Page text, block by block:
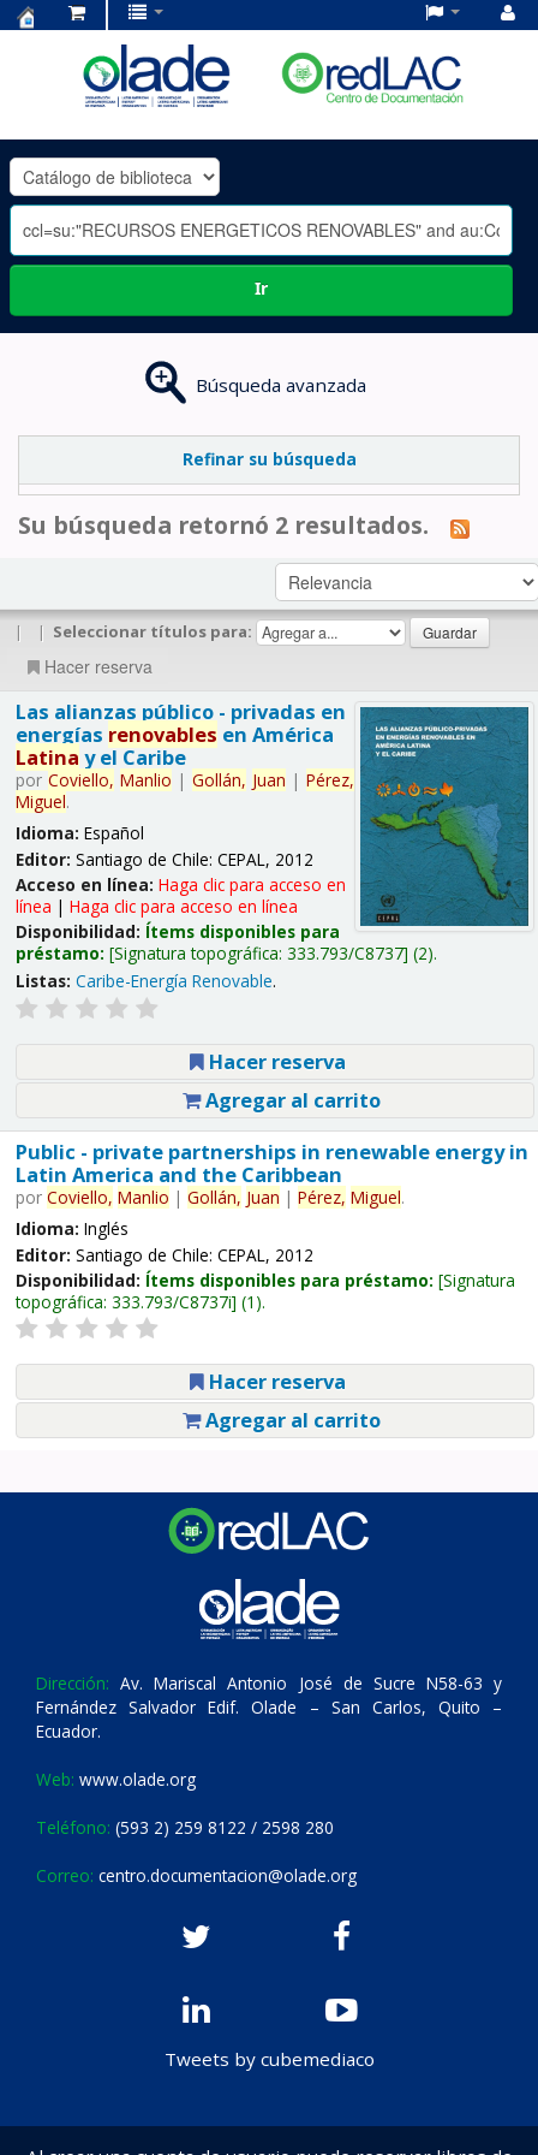
OLADE
-
Ir
Búsqueda avanzada
Refinar su búsqueda
Su búsqueda retornó 2 resultados.
| | Seleccionar títulos para:
Hacer reserva
Las alianzas público - privadas en
energías renovables en América
Latina y el Caribe
por Coviello, Manlio | Gollán, Juan | Pérez,
Miguel.
Idioma: Español
Editor: Santiago de Chile: CEPAL, 2012
Acceso en línea: Haga clic para acceso en
línea | Haga clic para acceso en línea
Disponibilidad: Ítems disponibles para
préstamo: Signatura topográfica: 333.793/C8737 (2).
Listas: Caribe-Energía Renovable.
Hacer reserva
Agregar al carrito
Public - private partnerships in renewable energy in
Latin America and the Caribbean
por Coviello, Manlio | Gollán, Juan | Pérez, Miguel.
Idioma: Inglés
Editor: Santiago de Chile: CEPAL, 2012
Disponibilidad: Ítems disponibles para préstamo: Signatura
topográfica: 333.793/C8737i (1).
Hacer reserva
Agregar al carrito
Dirección: Av. Mariscal Antonio José de Sucre N58-63 y
Fernández Salvador Edif. Olade – San Carlos, Quito –
Ecuador.
Web: www.olade.org
Teléfono: (593 2) 259 8122 / 2598 280
Correo: centro.documentacion@olade.org
Tweets by cubemediaco